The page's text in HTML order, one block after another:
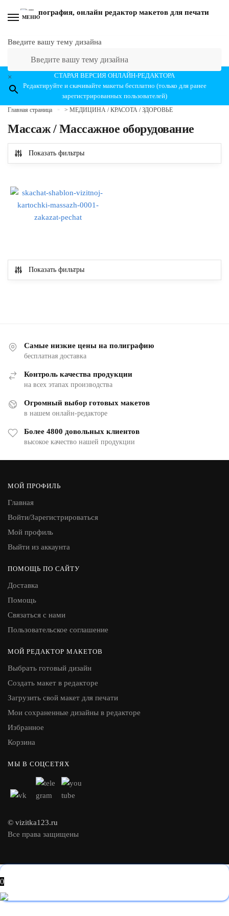
МЕНЮ
Введите вашу тему дизайна
×
СТАРАЯ ВЕРСИЯ ОНЛАЙН-РЕДАКТОРА
Редактируйте и скачивайте макеты бесплатно (только для ранее
зарегистрированных пользователей)
Главная страница » > МЕДИЦИНА / КРАСОТА / ЗДОРОВЬЕ
Массаж / Массажное оборудование
Показать фильтры
Показать фильтры
Самые низкие цены на полиграфию
бесплатная доставка
Контроль качества продукции
на всех этапах производства
Огромный выбор готовых макетов
в нашем онлайн-редакторе
Более 4800 довольных клиентов
высокое качество нашей продукции
МОЙ ПРОФИЛЬ
Главная
Войти/Зарегистрироваться
Мой профиль
Выйти из аккаунта
ПОМОЩЬ ПО САЙТУ
Доставка
Помощь
Связаться с нами
Пользовательское соглашение
МОЙ РЕДАКТОР МАКЕТОВ
Выбрать готовый дизайн
Создать макет в редакторе
Загрузить свой макет для печати
Мои сохраненные дизайны в редакторе
Избранное
Корзина
МЫ В СОЦСЕТЯХ
© vizitka123.ru
Все права защищены
0